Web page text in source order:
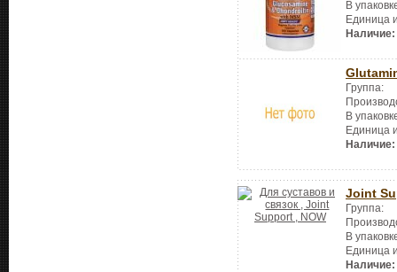
В
Единица
Наличие:
Группа:
В
Единица
Наличие:
Joint
Группа:
В
Единица
Наличие: